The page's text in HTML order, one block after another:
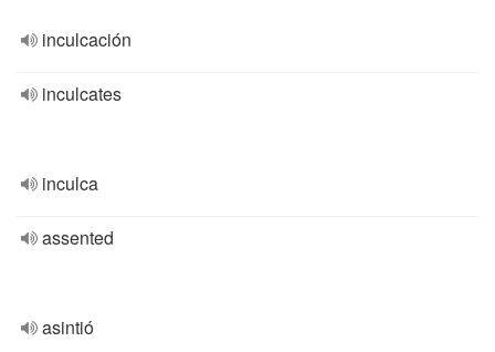
inculcación
inculcates
inculca
assented
asintió